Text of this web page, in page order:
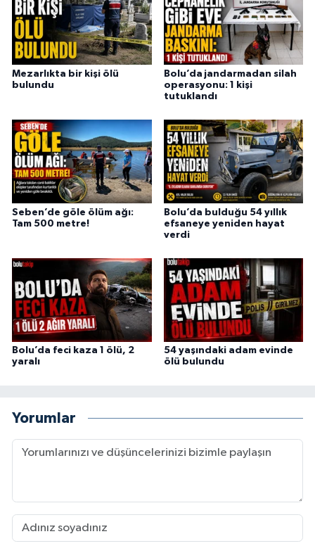
Mezarlıkta bir kişi ölü
bulundu
Bolu’da jandarmadan silah
operasyonu: 1 kişi
tutuklandı
Seben’de göle ölüm ağı:
Tam 500 metre!
Bolu’da bulduğu 54 yıllık
efsaneye yeniden hayat
verdi
Bolu’da feci kaza 1 ölü, 2
yaralı
54 yaşındaki adam evinde
ölü bulundu
Yorumlar